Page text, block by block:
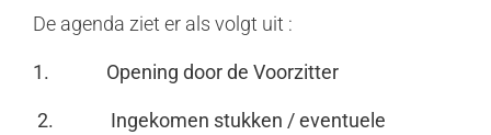
De agenda ziet er als volgt uit :
1. Opening door de Voorzitter
2. Ingekomen stukken / eventuele